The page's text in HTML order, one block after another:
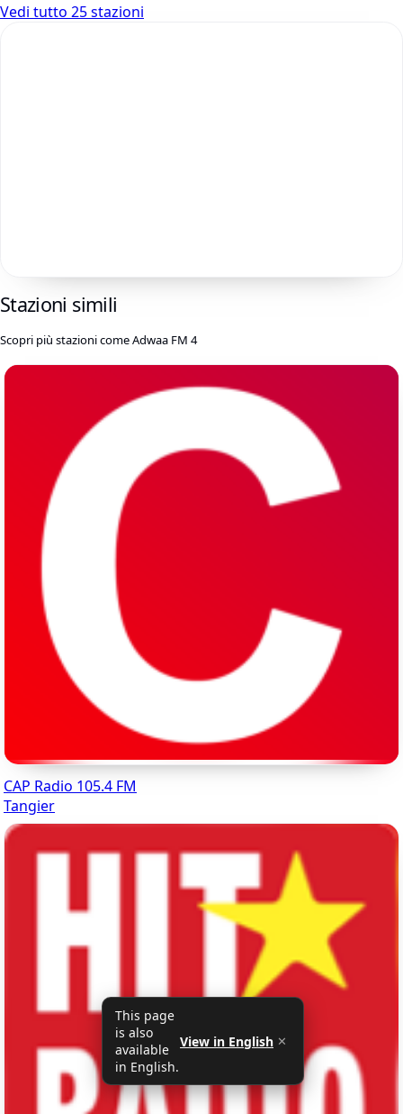
Vedi tutto 25 stazioni
Stazioni simili
Scopri più stazioni come Adwaa FM 4
CAP Radio 105.4 FM
Tangier
This page
is also
available
in English.
View in English ✕